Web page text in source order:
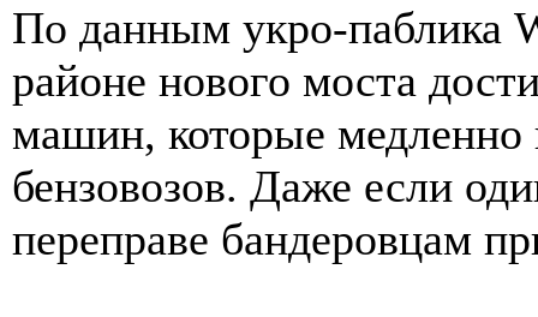
По данным укро-паблика
районе нового моста
машин, которые медленно
бензовозов. Даже если
переправе бандеровцам